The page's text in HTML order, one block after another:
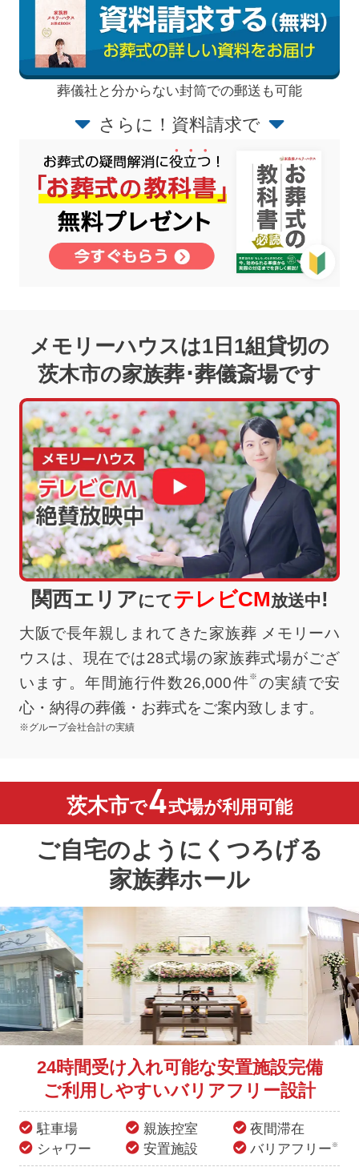
葬儀社と分からない封筒での郵送も可能
さらに！資料請求で
メモリーハウスは1日1組貸切の
茨木市の家族葬･葬儀斎場です
大阪で長年親しまれてきた家族葬 メモリーハ
ウスは、現在では28式場の家族葬式場がござ
います。年間施行件数26,000件※ の実績で安
心・納得の葬儀・お葬式をご案内致します。
※グループ会社合計の実績
関西エリアにてテレビCM放送中!
茨木市で4式場が利用可能
ご自宅のようにくつろげる
家族葬ホール
24時間受け入れ可能な安置施設完備
ご利用しやすいバリアフリー設計
駐車場 親族控室
夜間滞在
シャワー
安置施設 バリアフリー ※